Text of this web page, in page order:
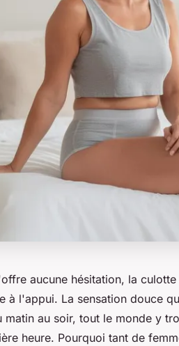
aucune hésitation, la
à l'appui. La sensation douce
matin au soir, tout le monde y
heure. Pourquoi tant de